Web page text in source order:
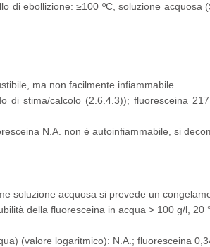
di ebollizione: ≥100 ºC, soluzione acquosa
ma non facilmente infiammabile.
di stima/calcolo (2.6.4.3)); fluoresceina
N.A. non è autoinfiammabile, si
soluzione acquosa si prevede un
della fluoresceina in acqua > 100 g/l, 20
(valore logaritmico): N.A.; fluoresceina